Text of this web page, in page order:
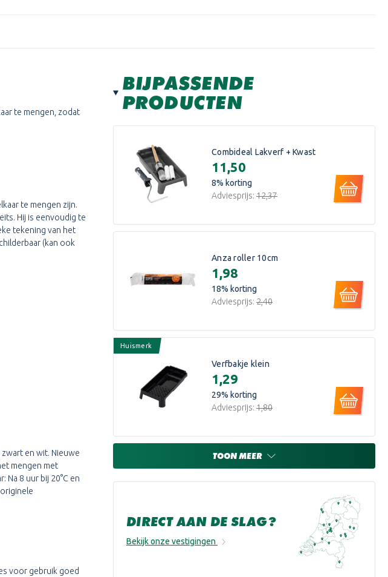
te mengen, zodat
te mengen zijn.
Hij is eenvoudig te
tekening van het
(kan ook
zwart en wit. Nieuwe
mengen met
Na 8 uur bij 20°C en
voor gebruik goed
BIJPASSENDE
PRODUCTEN
Combideal Lakverf + Kwast
€11,50
8% korting
Adviesprijs: €12,37
Anza roller 10cm
€1,98
18% korting
Adviesprijs: €2,40
Huismerk
Verfbakje klein
€1,29
29% korting
Adviesprijs: €1,80
TOON MEER
DIRECT AAN DE SLAG?
Bekijk onze vestigingen